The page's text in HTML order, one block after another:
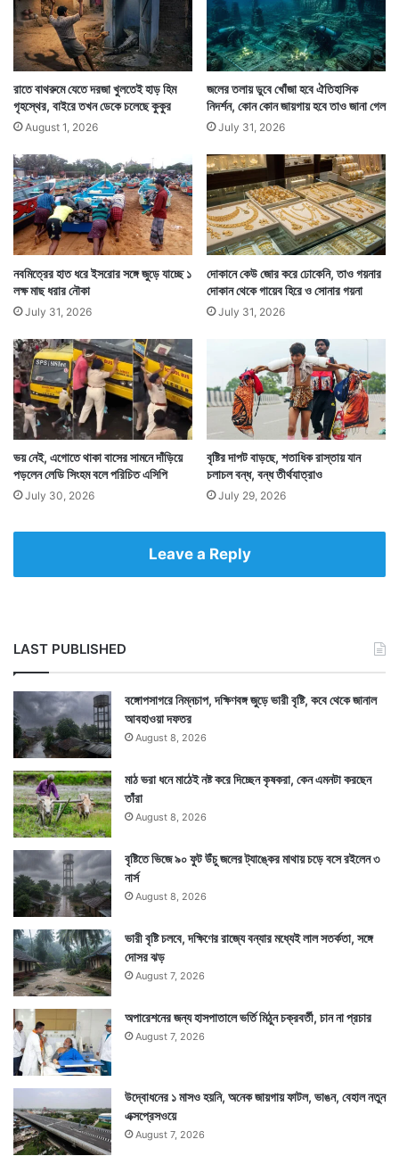
দক্ষিণ কোরিয়া এবং পাকিস্তান ৩.৭ শতাংশ করে আমদানি করছে।
জাপান ৩.৫ শতাংশ এবং আমেরিকা ২.৭ শতাংশ আমদানি করছে।
বাকি ৪৫ শতাংশ রফতানি ছড়িয়ে রয়েছে বিশ্বের বাকি দেশগুলির
মধ্যে।
এই তালিকা কিন্তু দেখিয়ে দিচ্ছে ভারত প্রতিরক্ষায় কতটা মন
দিচ্ছে। দেশকে সুরক্ষিত রাখতে প্রতিরক্ষাকে শক্তিশালী করতে তাই
ভারতকে একটা বড় অংশের অর্থ ব্যয় করতে হচ্ছে এই আমদানি
Tags Indian Army
রাতে বাথরুমে যেতে দরজা খুলতেই হাড় হিম
গৃহস্থের, বাইরে তখন ডেকে চলেছে কুকুর
August 1, 2026
জলের তলায় ডুবে খোঁজা হবে ঐতিহাসিক
নিদর্শন, কোন কোন জায়গায় হবে তাও জানা গেল
July 31, 2026
নবমিত্রের হাত ধরে ইসরোর সঙ্গে জুড়ে যাচ্ছে ১
লক্ষ মাছ ধরার নৌকা
July 31, 2026
দোকানে কেউ জোর করে ঢোকেনি, তাও গয়নার
দোকান থেকে গায়েব হিরে ও সোনার গয়না
July 31, 2026
ভয় নেই, এগোতে থাকা বাসের সামনে দাঁড়িয়ে
পড়লেন লেডি সিংহম বলে পরিচিত এসিপি
July 30, 2026
বৃষ্টির দাপট বাড়ছে, শতাধিক রাস্তায় যান
চলাচল বন্ধ, বন্ধ তীর্থযাত্রাও
July 29, 2026
Leave a Reply
LAST PUBLISHED
বঙ্গোপসাগরে নিম্নচাপ, দক্ষিণবঙ্গ জুড়ে ভারী বৃষ্টি, কবে থেকে জানাল
আবহাওয়া দফতর
August 8, 2026
মাঠ ভরা ধনে মাঠেই নষ্ট করে দিচ্ছেন কৃষকরা, কেন এমনটা করছেন
তাঁরা
August 8, 2026
বৃষ্টিতে ভিজে ৯০ ফুট উঁচু জলের ট্যাঙ্কের মাথায় চড়ে বসে রইলেন ৩
নার্স
August 8, 2026
ভারী বৃষ্টি চলবে, দক্ষিণের রাজ্যে বন্যার মধ্যেই লাল সতর্কতা, সঙ্গে
দোসর ঝড়
August 7, 2026
অপারেশনের জন্য হাসপাতালে ভর্তি মিঠুন চক্রবর্তী, চান না প্রচার
August 7, 2026
উদ্বোধনের ১ মাসও হয়নি, অনেক জায়গায় ফাটল, ভাঙন, বেহাল নতুন
এক্সপ্রেসওয়ে
August 7, 2026